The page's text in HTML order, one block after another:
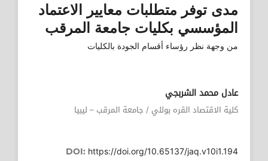
مدى توفر متطلبات معايير الاعتماد
المؤسسي بكليات جامعة المرقب
من وجهة نظر رؤساء أقسام الجودة بالكليات
عادل محمد الشربجي
كلية الاقتصاد القره بوللي / جامعة المرقب – ليبيا
DOI: https://doi.org/10.65137/jaq.v10i1.194